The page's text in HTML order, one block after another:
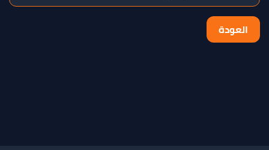
العودة